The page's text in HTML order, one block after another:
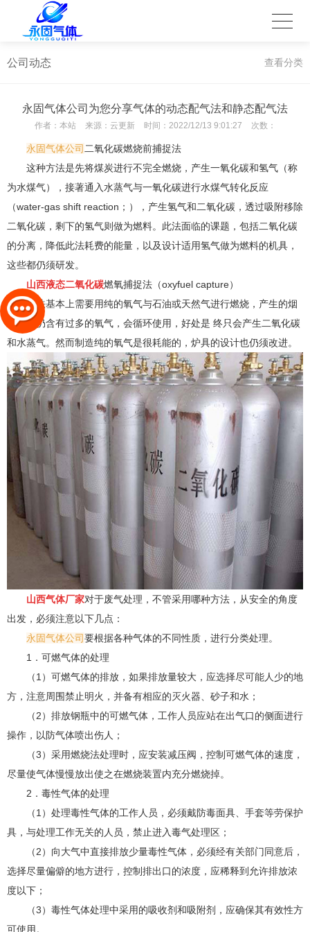
公司动态 查看分类
永固气体公司为您分享气体的动态配气法和静态配气法
作者： 本站 来源： 云更新 时间： 2022/12/13 9:01:27 次数：
永固气体公司 二氧化碳燃烧前捕捉法
这种方法是先将煤炭进行不完全燃烧，产生一氧化碳和氢气（称
为水煤气），接著通入水蒸气与一氧化碳进行水煤气转化反应
（water-gas shift reaction；），产生氢气和二氧化碳，透过吸附移除
二氧化碳，剩下的氢气则做为燃料。此法面临的课题，包括二氧化碳
的分离，降低此法耗费的能量，以及设计适用氢气做为燃料的机具，
这些都仍须研发。
山西液态二氧化碳燃氧捕捉法（oxyfuel capture）
此法基本上需要用纯的氧气与石油或天然气进行燃烧，产生的烟
道气因仍含有过多的氧气，会循环使用，好处是 终只会产生二氧化碳
和水蒸气。然而制造纯的氧气是很耗能的，炉具的设计也仍须改进。
山西气体厂家对于废气处理，不管采用哪种方法，从安全的角度
出发，必须注意以下几点：
永固气体公司要根据各种气体的不同性质，进行分类处理。
1．可燃气体的处理
（1）可燃气体的排放，如果排放量较大，应选择尽可能人少的地
方，注意周围禁止明火，并备有相应的灭火器、砂子和水；
（2）排放钢瓶中的可燃气体，工作人员应站在出气口的侧面进行
操作，以防气体喷出伤人；
（3）采用燃烧法处理时，应安装减压阀，控制可燃气体的速度，
尽量使气体慢慢放出使之在燃烧装置内充分燃烧掉。
2．毒性气体的处理
（1）处理毒性气体的工作人员，必须戴防毒面具、手套等劳保护
具，与处理工作无关的人员，禁止进入毒气处理区；
（2）向大气中直接排放少量毒性气体，必须经有关部门同意后，
选择尽量偏僻的地方进行，控制排出口的浓度，应稀释到允许排放浓
度以下；
（3）毒性气体处理中采用的吸收剂和吸附剂，应确保其有效性方
可使用。